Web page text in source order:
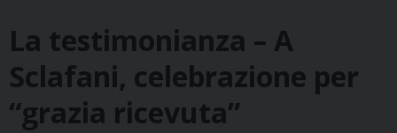
La testimonianza – A
Sclafani, celebrazione per
“grazia ricevuta”